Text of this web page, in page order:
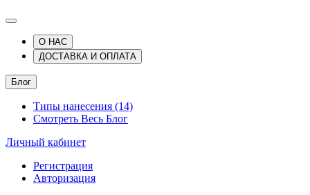
О НАС
ДОСТАВКА И ОПЛАТА
Блог
Типы нанесения (14)
Смотреть Весь Блог
Личный кабинет
Регистрация
Авторизация